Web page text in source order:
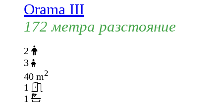
Orama III
172 метра разстояние
2
3
40 m2
1
1